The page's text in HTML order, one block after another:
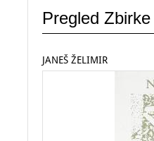
Pregled Zbirke
JANEŠ ŽELIMIR